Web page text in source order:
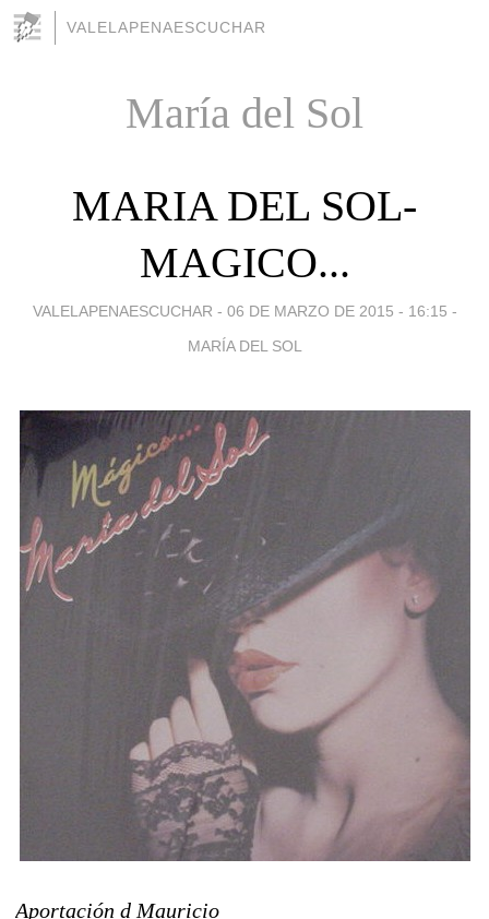
VALELAPENAESCUCHAR
María del Sol
MARIA DEL SOL-
MAGICO...
VALELAPENAESCUCHAR - 06 DE MARZO DE 2015 - 16:15 -
MARÍA DEL SOL
Aportación d Mauricio